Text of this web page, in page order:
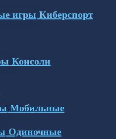
Киберспорт
Консоли
Мобильные
Одиночные